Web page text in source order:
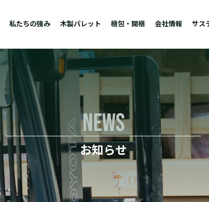
私たちの強み 木製パレット 梱包・開梱 会社情報 サス
NEWS
お知らせ